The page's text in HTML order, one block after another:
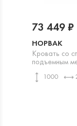
НОРВАК
Кровать со
подъемным
1000
73 449 ₽